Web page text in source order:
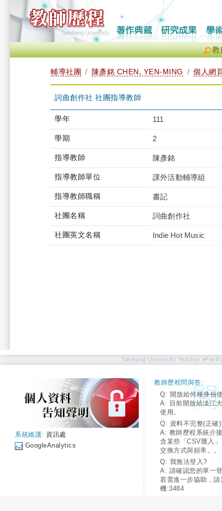
教
輔導社團 陳彥銘 CHEN, YEN-MING 個人網
詞曲創作社 社團指導教師
學年 111
學期 2
指導教師 陳彥銘
指導教師單位 課外活動輔導組
指導教師職稱 書記
社團名稱 詞曲創作社
社團英文名稱 Indie Hot Music
Tamkang University Teacher
系統維護: 資訊處
GoogleAnalytics
教師歷程問與答:
Q: 開放給何種身份
A: 目前開放給淡江
使用。
Q: 資料不完整(正確
A: 教師歷程系統介
含某些「CSV匯入
交換方式與頻率。。
Q: 我無法登入?
A: 請確認您的單一
若需進一步協助，
機:3484